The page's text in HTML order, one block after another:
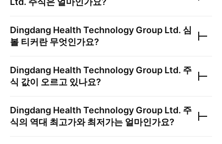
Dingdang Health Technology Group Ltd. 심
볼 티커란 무엇인가요?
Dingdang Health Technology Group Ltd. 주
식 값이 오르고 있나요?
Dingdang Health Technology Group Ltd. 주
식의 역대 최고가와 최저가는 얼마인가요?